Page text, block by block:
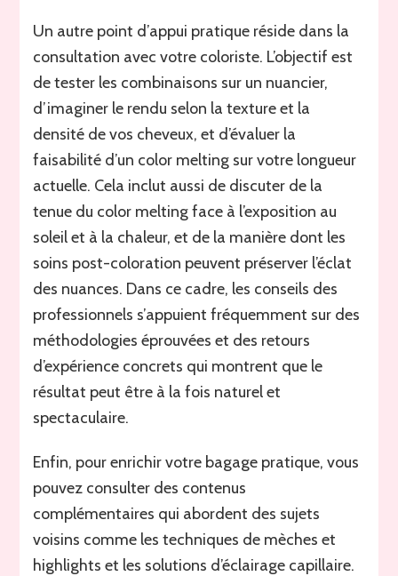
Un autre point d’appui pratique réside dans la
consultation avec votre coloriste. L’objectif est
de tester les combinaisons sur un nuancier,
d’imaginer le rendu selon la texture et la
densité de vos cheveux, et d’évaluer la
faisabilité d’un color melting sur votre longueur
actuelle. Cela inclut aussi de discuter de la
tenue du color melting face à l’exposition au
soleil et à la chaleur, et de la manière dont les
soins post-coloration peuvent préserver l’éclat
des nuances. Dans ce cadre, les conseils des
professionnels s’appuient fréquemment sur des
méthodologies éprouvées et des retours
d’expérience concrets qui montrent que le
résultat peut être à la fois naturel et
spectaculaire.
Enfin, pour enrichir votre bagage pratique, vous
pouvez consulter des contenus
complémentaires qui abordent des sujets
voisins comme les techniques de mèches et
highlights et les solutions d’éclairage capillaire.